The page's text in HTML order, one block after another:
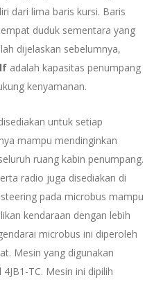
dari lima baris kursi. Baris
duduk sementara yang
dijelaskan sebelumnya,
adalah kapasitas penumpang
kenyamanan.
untuk setiap
mampu mendinginkan
ruang kabin penumpang.
radio juga disediakan di
pada microbus mampu
kendaraan dengan lebih
microbus ini diperoleh
Mesin yang digunakan
TC. Mesin ini dipilih